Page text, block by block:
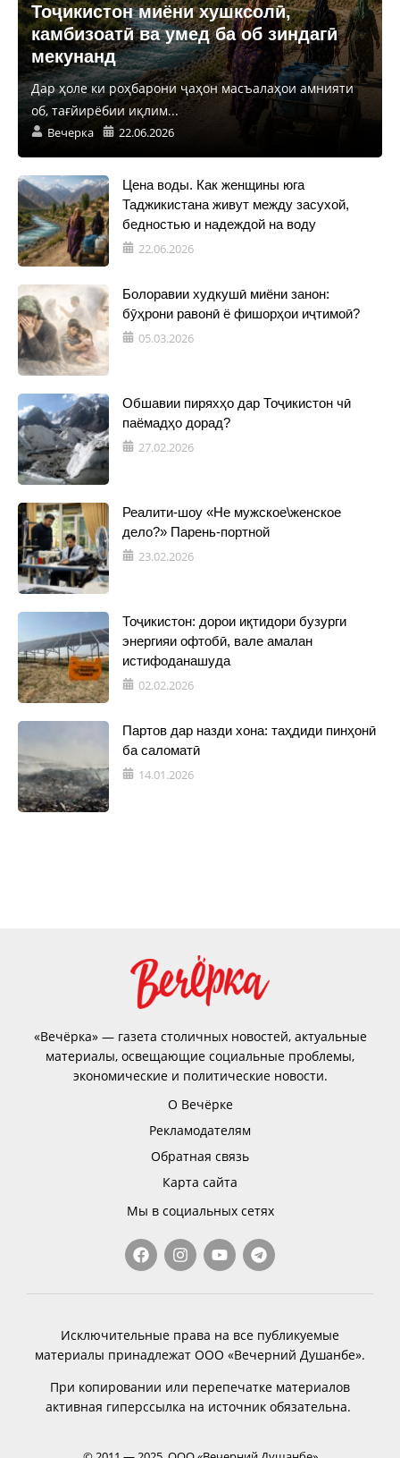
Тоҷикистон миёни хушксолӣ,
камбизоатӣ ва умед ба об зиндагӣ
мекунанд
Дар ҳоле ки роҳбарони ҷаҳон масъалаҳои амнияти
об, тағйирёбии иқлим...
Вечерка 22.06.2026
Цена воды. Как женщины юга
Таджикистана живут между засухой,
бедностью и надеждой на воду
22.06.2026
Болоравии худкушӣ миёни занон:
бӯҳрони равонӣ ё фишорҳои иҷтимоӣ?
05.03.2026
Обшавии пиряхҳо дар Тоҷикистон чӣ
паёмадҳо дорад?
27.02.2026
Реалити-шоу «Не мужское\женское
дело?» Парень-портной
23.02.2026
Тоҷикистон: дорои иқтидори бузурги
энергияи офтобӣ, вале амалан
истифоданашуда
02.02.2026
Партов дар назди хона: таҳдиди пинҳонӣ
ба саломатӣ
14.01.2026
«Вечёрка» — газета столичных новостей, актуальные
материалы, освещающие социальные проблемы,
экономические и политические новости.
О Вечёрке
Рекламодателям
Обратная связь
Карта сайта
Мы в социальных сетях
Исключительные права на все публикуемые
материалы принадлежат ООО «Вечерний Душанбе».
При копировании или перепечатке материалов
активная гиперссылка на источник обязательна.